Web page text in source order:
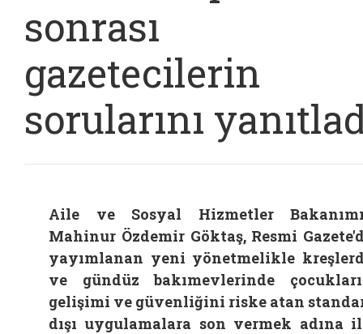
sonrası
gazetecilerin
sorularını
Aile ve Sosyal Hizmetler
Mahinur Özdemir Göktaş, Resmi
yayımlanan yeni yönetmelikle
ve gündüz bakımevlerinde
gelişimi ve güvenliğini riske atan
dışı uygulamalara son vermek adına